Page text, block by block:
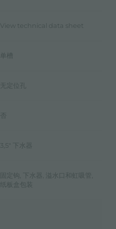
View technical data sheet
单槽
无定位孔
否
3,5" 下水器
固定钩, 下水器, 溢水口和虹吸管,
纸板盒包装